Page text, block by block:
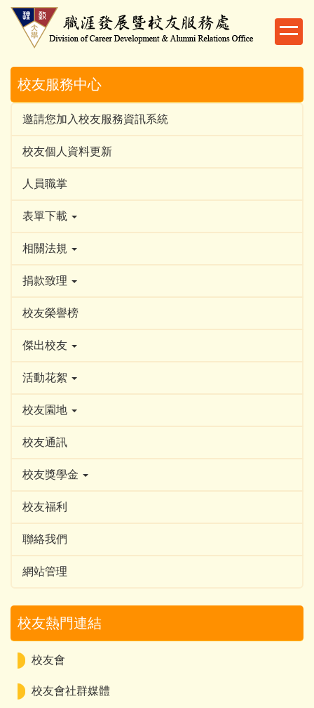
跳
校友服務中心
邀請您加入校友服務資訊系統
校友個人資料更新
人員職掌
表單下載
相關法規
捐款致理
校友榮譽榜
傑出校友
活動花絮
校友園地
校友通訊
校友獎學金
校友福利
聯絡我們
網站管理
校友熱門連結
校友會
校友會社群媒體